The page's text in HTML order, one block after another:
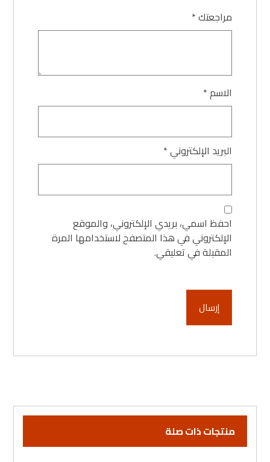
مراجعتك*
الاسم*
البريد الإلكتروني*
احفظ اسمي، بريدي الإلكتروني، والموقع
الإلكتروني في هذا المتصفح لاستخدامها المرة
المقبلة في تعليقي.
إرسال
منتجات ذات صلة